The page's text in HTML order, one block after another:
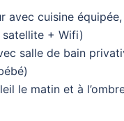
avec cuisine
satellite + Wifi)
salle de bain
le matin et à